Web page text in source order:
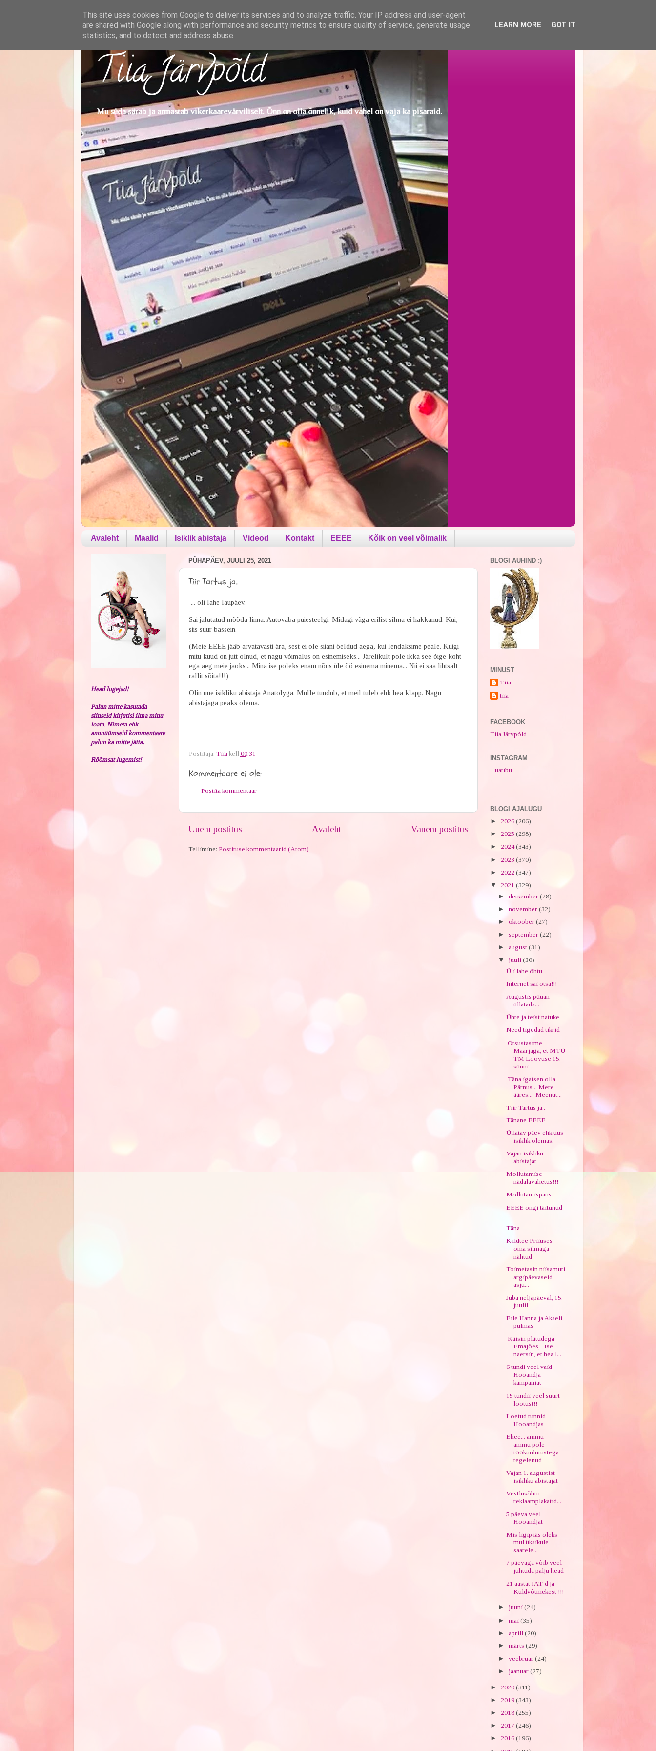
Tiia Järvpõld
Mu süda särab ja armastab vikerkaarevärviliselt. Õnn on olla õnnelik, kuid vahel on vaja ka pisaraid.
Avaleht Maalid Isiklik abistaja Videod Kontakt EEEE Kõik on veel võimalik
PÜHAPÄEV, JUULI 25, 2021
Tiir Tartus ja..
... oli lahe laupäev.
Sai jalutatud mööda linna. Autovaba puiesteelgi. Midagi väga erilist silma ei hakkanud. Kui,
siis suur bassein.
(Meie EEEE jääb arvatavasti ära, sest ei ole siiani öeldud aega, kui lendaksime peale. Kuigi
mitu kuud on jutt olnud, et nagu võimalus on esinemiseks... Järelikult pole ikka see õige koht
ega aeg meie jaoks... Mina ise poleks enam nõus üle öö esinema minema... Nii ei saa lihtsalt
rallit sõita!!!)
Olin uue isikliku abistaja Anatolyga. Mulle tundub, et meil tuleb ehk hea klapp. Nagu
abistajaga peaks olema.
Postitaja: Tiia kell 00:31
Kommentaare ei ole:
Postita kommentaar
Uuem postitus Vanem postitus
Avaleht
Tellimine: Postituse kommentaarid (Atom)
Head lugejad!
Palun mitte kasutada
siinseid kirjutisi ilma minu
loata. Nimeta ehk
anonüümseid kommentaare
palun ka mitte jätta.
Rõõmsat lugemist!
BLOGI AUHIND :)
MINUST
Tiia
tiia
FACEBOOK
Tiia Järvpõld
INSTAGRAM
Tiiatibu
BLOGI AJALUGU
► 2026 (206)
► 2025 (298)
► 2024(343)
► 2023 (370)
► 2022 (347)
▼ 2021 (329)
► detsember (28)
► november (32)
► oktoober (27)
► september (22)
► august (31)
▼ juuli (30)
Üli lahe õhtu
Internet sai otsa!!!
Augustis püüan
üllatada...
Ühte ja teist natuke
Need tigedad tikrid
Otsustasime
Maarjaga, et MTÜ
TM Loovuse 15.
sünni...
Täna igatsen olla
Pärnus... Mere
ääres... Meenut...
Tiir Tartus ja..
Tänane EEEE
Üllatav päev ehk uus
isiklik olemas.
Vajan isikliku
abistajat
Mollutamise
nädalavahetus!!!
Mollutamispaus
EEEE ongi täitunud
...
Täna
Kaldtee Priiuses
oma silmaga
nähtud
Toimetasin niisamuti
argipäevaseid
asju...
Juba neljapäeval, 15.
juulil
Eile Hanna ja Akseli
pulmas
Käisin plätudega
Emajões, Ise
naersin, et hea l...
6 tundi veel vaid
Hooandja
kampaniat
15 tundii veel suurt
lootust!!
Loetud tunnid
Hooandjas
Ehee... ammu -
ammu pole
töökuulutustega
tegelenud
Vajan 1. augustist
isikliku abistajat
Vestlusõhtu
reklaamplakatid...
5 päeva veel
Hooandjat
Mis ligipääs oleks
mul üksikule
saarele...
7 päevaga võib veel
juhtuda palju head
21 aastat IAT-d ja
Kuldvõtmekest !!!
► juuni (24)
► mai (35)
► aprill (20)
► märts (29)
► veebruar (24)
► jaanuar (27)
► 2020 (311)
► 2019 (343)
► 2018 (255)
► 2017 (246)
► 2016 (196)
This site uses cookies from Google to deliver its services and to analyze traffic. Your IP address and user-agent
are shared with Google along with performance and security metrics to ensure quality of service, generate usage
statistics, and to detect and address abuse.
LEARN MORE GOT IT